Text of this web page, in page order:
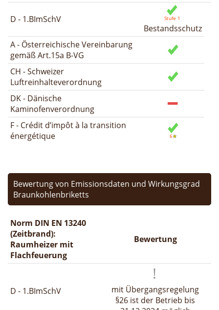
D - 1.BImSchV
Bestandsschutz
A - Österreichische Vereinbarung
gemäß Art.15a B-VG
CH - Schweizer
Luftreinhalteverordnung
DK - Dänische
Kaminofenverordnung
F - Crédit d’impôt à la transition
énergétique
Bewertung von Emissionsdaten und Wirkungsgrad
Braunkohlenbriketts
Norm DIN EN 13240
(Zeitbrand):
Raumheizer mit
Flachfeuerung
Bewertung
D - 1.BImSchV
mit Übergangsregelung
§26 ist der Betrieb bis